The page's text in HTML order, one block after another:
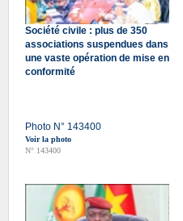
Société civile : plus de 350
associations suspendues dans
une vaste opération de mise en
conformité
Photo N° 143400
Voir la photo
N° 143400